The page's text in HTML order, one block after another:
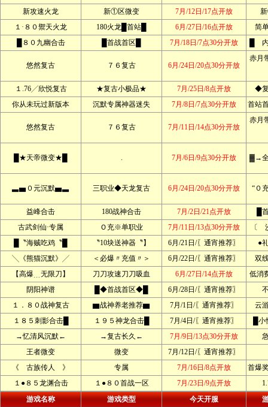
新攻速火龙 新①区微变 7月/12日/17点开放
１·８０禦天火龙
180火龙█首站█ 6月/27日/16点开放
简
█８０九幽合击
█首战首区█ 7月/18日/7点30分开放 █
悠然复古 ７６复古 6月/24日/20点30分开放
赤月
１.76╱欣悦复古 ★复古小极品★ 7月/25日/8点开放
◆
你从未玩过新版本
沉默专属神器迷失 7月/8日/7点30分开放 首站
悠然复古 ７６复古 7月/11日/14点30分开放
赤月
█★天帝微变★█ . 7月/6日/9点30分开放 ▓→
▃▅０元沉默▅▃ 三职业◆天龙复古 6月/24日/20点30分开放 “０
益峰合击 180战神合击 7月/2日/21点开放
█
古武剑仙·专属
Ｏ充※单职业 7月/11日/13点30分开放
〔
█〝海贼吃鸡〝█
〝10块送神器〝】 6月/21日/〖通宵推荐〗
●
╲《熊猫沉默》╱
＜必爆〃充值〃＞ 6月/22日/〖通宵推荐〗
双
【高爆﹍无限刀】
刀刀攻速刀刀吸血 6月/27日/14点开放
低消
阴阳神谱
█◆首战首区◆█ 6月/28日/〖通宵推荐〗
１．８０战神复古
▆战神养老推荐▆ 7月/1日/〖通宵推荐〗
云
１８５刺影合击█
１９５神龙合击█ 7月/4日/〖通宵推荐〗
█
→忆清风沉默←
→复古长久← 7月/9日/13点30分开放
王者微变
微变
7月/12日/〖通宵推荐〗
《 古族传人 》
专属 7月/16日/8点开放
首爆
１●８５龙渊合击
１●８０首战一区 7月/23日/9点开放
游戏名称
游戏类型 今天开服